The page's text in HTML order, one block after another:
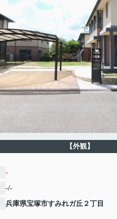
【外観】
-
-/-
兵庫県宝塚市すみれガ丘 ２丁目